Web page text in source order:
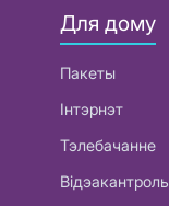
Для дому
Пакеты
Інтэрнэт
Тэлебачанне
Відэакантроль